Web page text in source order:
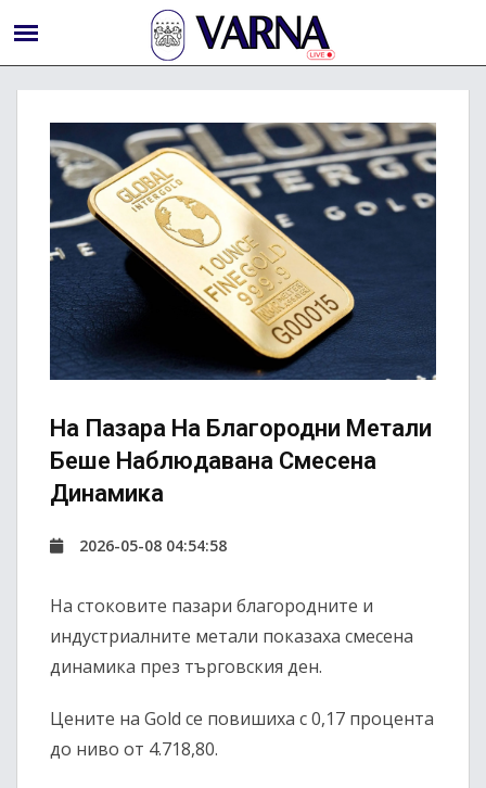
На Пазара На Благородни Метали
Беше Наблюдавана Смесена
Динамика
2026-05-08 04:54:58
На стоковите пазари благородните и
индустриалните метали показаха смесена
динамика през търговския ден.
Цените на Gold се повишиха с 0,17 процента
до ниво от 4.718,80.